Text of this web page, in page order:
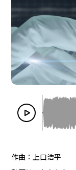
作曲：上口浩平